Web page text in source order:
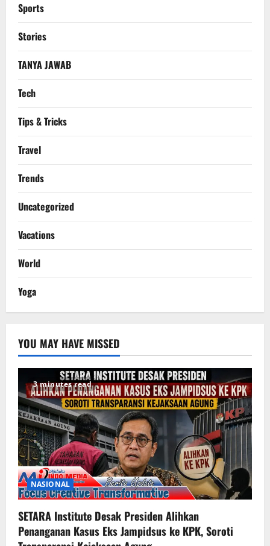
Sports
Stories
TANYA JAWAB
Tech
Tips & Tricks
Travel
Trends
Uncategorized
Vacations
World
Yoga
YOU MAY HAVE MISSED
3 minutes read
NASIONAL
SETARA Institute Desak Presiden Alihkan
Penanganan Kasus Eks Jampidsus ke KPK, Soroti